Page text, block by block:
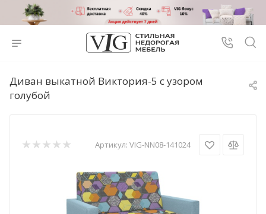
Диван выкатной Виктория-5 с узором
голубой
Артикул: VIG-NN08-141024